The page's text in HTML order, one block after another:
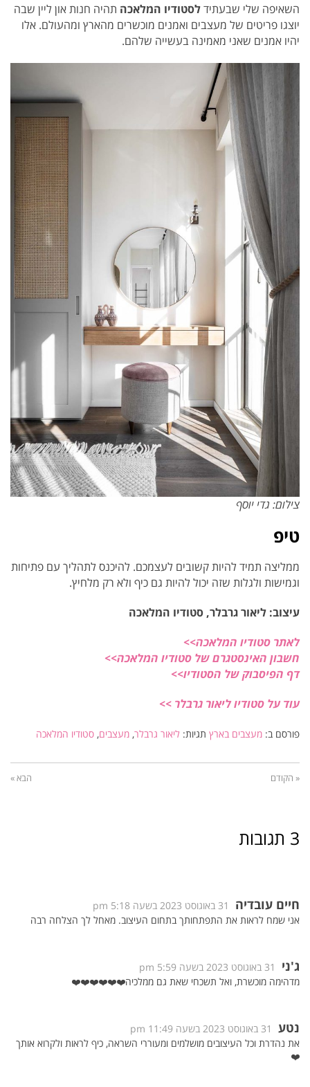
השאיפה שלי שבעתידלסטודיו המלאכה תהיה חנות און ליין שבה
יוצגו פריטים של מעצבים ואמנים מוכשרים מהארץ ומהעולם. אלו
יהיו אמנים שאני מאמינה בעשייה שלהם.
צילום: גדי יוסף
טיפ
ממליצה תמיד להיות קשובים לעצמכם. להיכנס לתהליך עם פתיחות
וגמישות ולגלות שזה יכול להיות גם כיף ולא רק מלחיץ.
עיצוב: ליאור גרבלר, סטודיו המלאכה
לאתר סטודיו המלאכה>>
חשבון האינסטגרם של סטודיו המלאכה>>
דף הפיסבוק של הסטודיו>>
עוד על סטודיו ליאור גרבלר >>
פורסם ב: מעצבים בארץ תגיות: ליאור גרבלר, מעצבים, סטודיו המלאכה
« הקודם הבא »
3 תגובות
חיים עובדיה
31 באוגוסט 2023 בשעה 5:18 pm
אני שמח לראות את התפתחותך בתחום העיצוב. מאחל לך הצלחה רבה
ג'ני
31 באוגוסט 2023 בשעה 5:59 pm
מדהימה מוכשרת, ואל תשכחי שאת גם ממלכיה❤️❤️❤️❤️❤️❤️
נטע
31 באוגוסט 2023 בשעה 11:49 pm
את נהדרת וכל העיצובים מושלמים ומעוררי השראה, כיף לראות ולקרוא אותך
❤️